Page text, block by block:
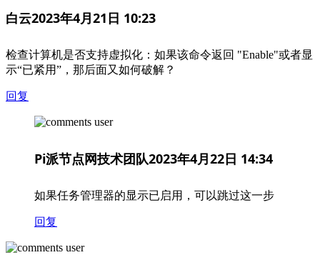
白云2023年4月21日 10:23
检查计算机是否支持虚拟化：如果该命令返回 "Enable"或者显
示“已紧用”，那后面又如何破解？
回复
Pi派节点网技术团队2023年4月22日 14:34
如果任务管理器的显示已启用，可以跳过这一步
回复